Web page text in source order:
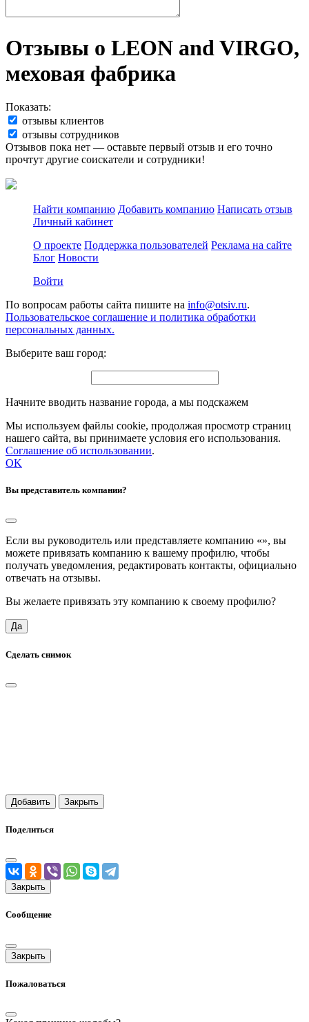
Отзывы о LEON and VIRGO,
меховая фабрика
Показать:
отзывы клиентов
отзывы сотрудников
Отзывов пока нет — оставьте первый отзыв и его точно
прочтут другие соискатели и сотрудники!
Найти компанию Добавить компанию Написать отзыв
Личный кабинет
О проекте Поддержка пользователей Реклама на сайте
Блог Новости
Войти
По вопросам работы сайта пишите на info@otsiv.ru.
Пользовательское соглашение и политика обработки
персональных данных.
Выберите ваш город:
Начните вводить название города, а мы подскажем
Мы используем файлы cookie, продолжая просмотр страниц
нашего сайта, вы принимаете условия его использования.
Соглашение об использовании.
OK
Вы представитель компании?
Если вы руководитель или представляете компанию «», вы
можете привязать компанию к вашему профилю, чтобы
получать уведомления, редактировать контакты, официально
отвечать на отзывы.
Вы желаете привязать эту компанию к своему профилю?
Да
Сделать снимок
Добавить Закрыть
Поделиться
Закрыть
Сообщение
Закрыть
Пожаловаться